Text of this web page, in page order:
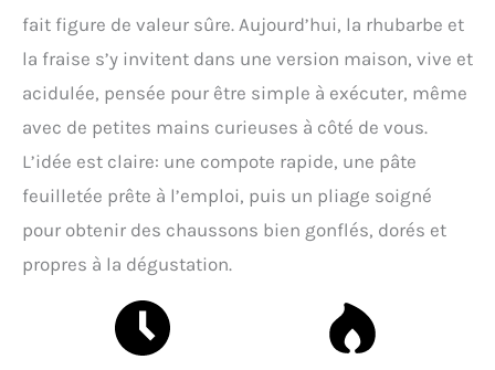
fait figure de valeur sûre. Aujourd’hui, la rhubarbe et
la fraise s’y invitent dans une version maison, vive et
acidulée, pensée pour être simple à exécuter, même
avec de petites mains curieuses à côté de vous.
L’idée est claire: une compote rapide, une pâte
feuilletée prête à l’emploi, puis un pliage soigné
pour obtenir des chaussons bien gonflés, dorés et
propres à la dégustation.